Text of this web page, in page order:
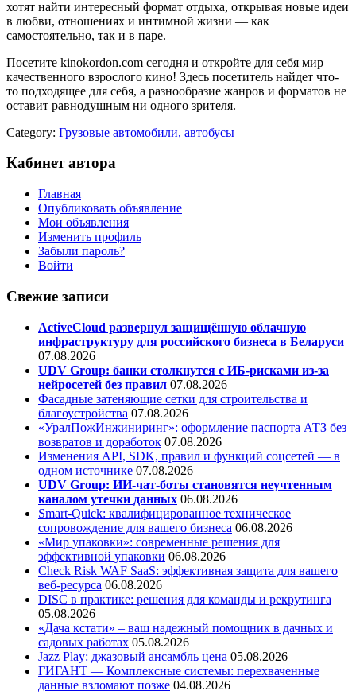
хотят найти интересный формат отдыха, открывая новые идеи
в любви, отношениях и интимной жизни — как
самостоятельно, так и в паре.
Посетите kinokordon.com сегодня и откройте для себя мир
качественного взрослого кино! Здесь посетитель найдет что-
то подходящее для себя, а разнообразие жанров и форматов не
оставит равнодушным ни одного зрителя. ​
Category: Грузовые автомобили, автобусы
Кабинет автора
Главная
Опубликовать объявление
Мои объявления
Изменить профиль
Забыли пароль?
Войти
Свежие записи
ActiveCloud развернул защищённую облачную
инфраструктуру для российского бизнеса в Беларуси
07.08.2026
UDV Group: банки столкнутся с ИБ-рисками из-за
нейросетей без правил 07.08.2026
Фасадные затеняющие сетки для строительства и
благоустройства 07.08.2026
«УралПожИнжиниринг»: оформление паспорта АТЗ без
возвратов и доработок 07.08.2026
Изменения API, SDK, правил и функций соцсетей — в
одном источнике 07.08.2026
UDV Group: ИИ-чат-боты становятся неучтенным
каналом утечки данных 06.08.2026
Smart-Quick: квалифицированное техническое
сопровождение для вашего бизнеса 06.08.2026
«Мир упаковки»: современные решения для
эффективной упаковки 06.08.2026
Check Risk WAF SaaS: эффективная защита для вашего
веб-ресурса 06.08.2026
DISC в практике: решения для команды и рекрутинга
05.08.2026
«Дача кстати» – ваш надежный помощник в дачных и
садовых работах 05.08.2026
Jazz Play: джазовый ансамбль цена 05.08.2026
ГИГАНТ — Комплексные системы: перехваченные
данные взломают позже 04.08.2026